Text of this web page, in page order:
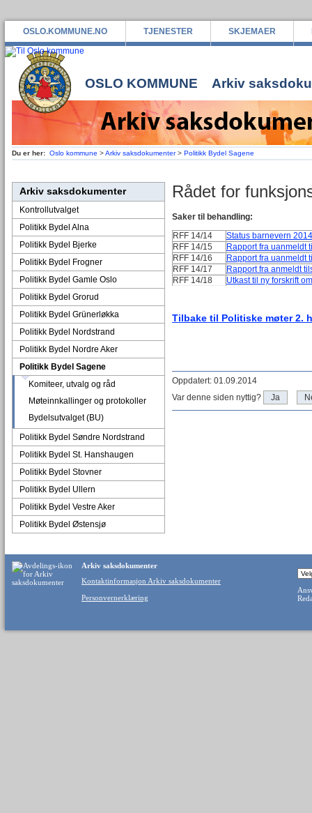
OSLO.KOMMUNE.NO TJENESTER SKJEMAER
OSLO KOMMUNE Arkiv
Du er her: Oslo kommune >Arkiv saksdokumenter> Politikk Bydel Sagene
Arkiv saksdokumenter
Kontrollutvalget
Politikk Bydel Alna
Politikk Bydel Bjerke
Politikk Bydel Frogner
Politikk Bydel Gamle Oslo
Politikk Bydel Grorud
Politikk Bydel Grünerløkka
Politikk Bydel Nordstrand
Politikk Bydel Nordre Aker
Politikk Bydel Sagene
Komiteer, utvalg og råd
Møteinnkallinger og protokoller
Bydelsutvalget (BU)
Politikk Bydel Søndre Nordstrand
Politikk Bydel St. Hanshaugen
Politikk Bydel Stovner
Politikk Bydel Ullern
Politikk Bydel Vestre Aker
Politikk Bydel Østensjø
Rådet for
Saker til behandling:
RFF 14/14
Status barnevern
RFF 14/15
Rapport fra uanmeldt
RFF 14/16
Rapport fra uanmeldt
RFF 14/17
Rapport fra anmeldt
RFF 14/18
Utkast til ny forskrift
Tilbake til Politiske møter 2.
Oppdatert: 01.09.2014
Var denne siden nyttig?
Ja
Arkiv saksdokumenter
Kontaktinformasjon Arkiv saksdokumenter
Personvernerklæring